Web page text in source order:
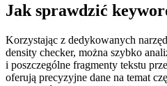
Jak sprawdzić
Korzystając z dedykowanych
density checker, można szybko
i poszczególne fragmenty tekstu
oferują precyzyjne dane na temat